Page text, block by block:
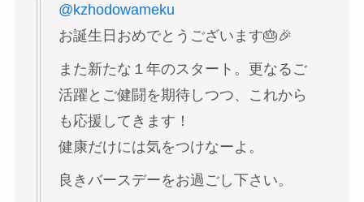
@kzhodowameku
お誕生日おめでとうございます🎂🎉
また新たな１年のスタート。更なるご
活躍とご健闘を期待しつつ、これから
も応援してきます！
健康だけには気をつけなーよ。
良きバースデーをお過ごし下さい。